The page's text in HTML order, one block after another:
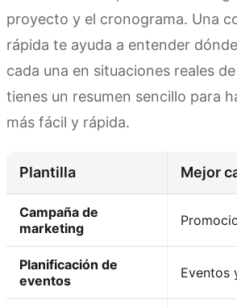
proyecto y el cronograma. Una
rápida te ayuda a entender
cada una en situaciones reales
tienes un resumen sencillo para
más fácil y rápida.
Plantilla Mejor
Campaña de
marketing
Planificación de
eventos
Eventos